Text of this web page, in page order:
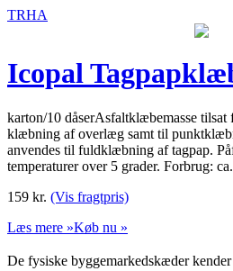
TRHA
Icopal
karton/10 dåserAsfaltklæbemasse tilsat
klæbning af overlæg samt til
anvendes til fuldklæbning af tagpap.
temperaturer over 5 grader. Forbrug:
159 kr. (Vis fragtpris)
Læs mere »Køb nu »
De fysiske byggemarkedskæder